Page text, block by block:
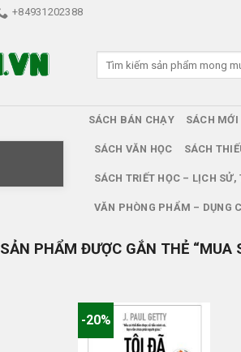
+84931202388
SÁCH BÁN CHẠY SÁCH MỚI
SÁCH VĂN HỌC SÁCH
SÁCH TRIẾT HỌC – LỊCH SỬ,
VĂN PHÒNG PHẨM – DỤNG
SẢN PHẨM ĐƯỢC GẮN THẺ “MUA
-20%